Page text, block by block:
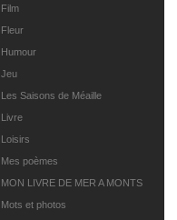
Film
Fleur
Humour
Jeu
Les Saisons de Méaille
Livre
Loisirs
Mes poèmes
MON LIVRE DE MER A MONTS
Mots et photos